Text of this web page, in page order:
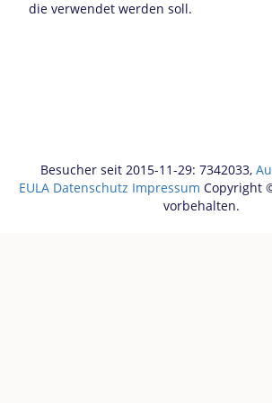
die verwendet werden soll.
Besucher seit 2015-11-29: 7342033,
EULA Datenschutz Impressum Copyright
vorbehalten.